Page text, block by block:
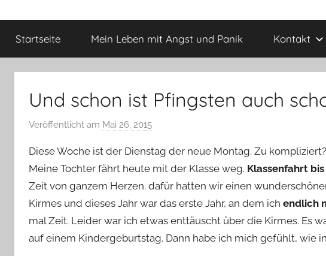
Yvis
Lifestyle
kleine
Lifestyle
Rezensionen,
vieles
mehr
Startseite Mein Leben mit Angst und Panik Kontakt
Und schon ist Pfingsten auch
Veröffentlicht am Mai 26, 2015
n
Y
v
o
n
n
Diese Woche ist der Dienstag der neue Montag. Zu
Meine Tochter fährt heute mit der Klasse weg. Klassenfahrt
Zeit von ganzem Herzen. dafür hatten wir einen
Kirmes und dieses Jahr war das erste Jahr, an dem ich endlich
mal Zeit. Leider war ich etwas enttäuscht über die Kirmes. Es
auf einem Kindergeburtstag. Dann habe ich mich gefühlt, wie